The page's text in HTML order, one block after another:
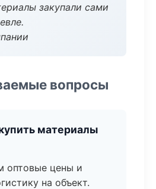
закупали сами
вопросы
материалы
оптовые цены и
на объект.